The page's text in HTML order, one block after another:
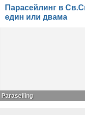
Парасейлинг в
един или двама
Paraseiling